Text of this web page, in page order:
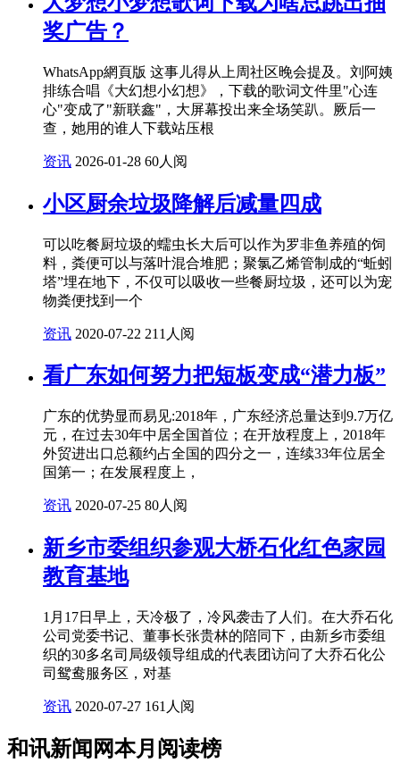
奖广告？
WhatsApp網頁版 这事儿得从上周社区晚会提及。刘阿姨
排练合唱《大幻想小幻想》，下载的歌词文件里"心连
心"变成了"新联鑫"，大屏幕投出来全场笑趴。厥后一
查，她用的谁人下载站压根
资讯 2026-01-28 60人阅
小区厨余垃圾降解后减量四成
可以吃餐厨垃圾的蠕虫长大后可以作为罗非鱼养殖的饲
料，粪便可以与落叶混合堆肥；聚氯乙烯管制成的“蚯蚓
塔”埋在地下，不仅可以吸收一些餐厨垃圾，还可以为宠
物粪便找到一个
资讯 2020-07-22 211人阅
看广东如何努力把短板变成“潜力板”
广东的优势显而易见:2018年，广东经济总量达到9.7万亿
元，在过去30年中居全国首位；在开放程度上，2018年
外贸进出口总额约占全国的四分之一，连续33年位居全
国第一；在发展程度上，
资讯 2020-07-25 80人阅
新乡市委组织参观大桥石化红色家园
教育基地
1月17日早上，天冷极了，冷风袭击了人们。在大乔石化
公司党委书记、董事长张贵林的陪同下，由新乡市委组
织的30多名司局级领导组成的代表团访问了大乔石化公
司鸳鸯服务区，对基
资讯 2020-07-27 161人阅
和讯新闻网本月阅读榜